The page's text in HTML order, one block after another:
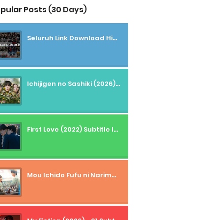
Posts (30 Days)
Seluruh Link Download High And Low Subtitle Indonesia
Ichijigen no Sashiki (2026) - 01 Subtitle Indonesia
First Love (2022) Subtitle Indonesia + Tanpa Iklan + Streaming + 1080p
Mou Ichido Fufu ni Narimasu ka? (2026) - 01 Subtitle Indonesia